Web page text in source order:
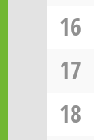
16
17
18